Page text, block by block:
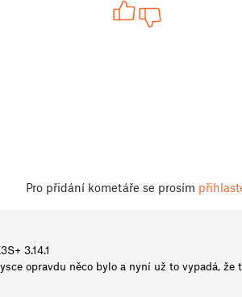
Pro přidání kometáře se prosím
3.14.1
opravdu něco bylo a nyní už to vypadá, že